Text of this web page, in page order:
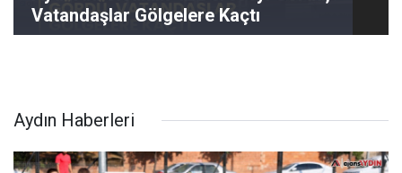
Vatandaşlar Gölgelere Kaçtı
Aydın Haberleri